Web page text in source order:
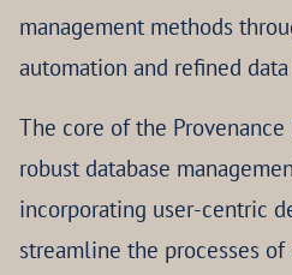
management methods
automation and refined
The core of the
robust database
incorporating user-centric
streamline the processes